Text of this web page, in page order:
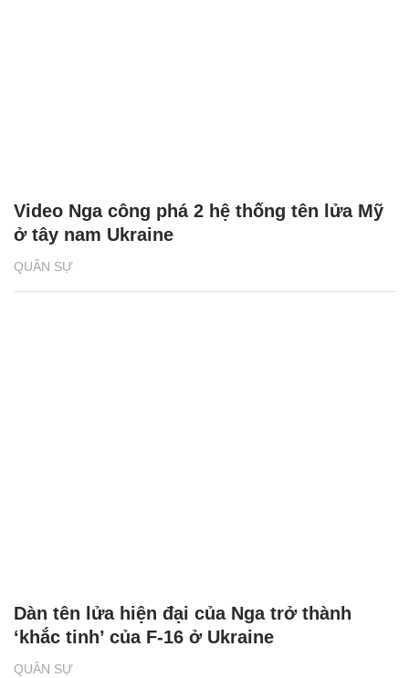
QUÂN SỰ
Video Nga công phá 2 hệ thống tên lửa Mỹ
ở tây nam Ukraine
QUÂN SỰ
Dàn tên lửa hiện đại của Nga trở thành
‘khắc tinh’ của F-16 ở Ukraine